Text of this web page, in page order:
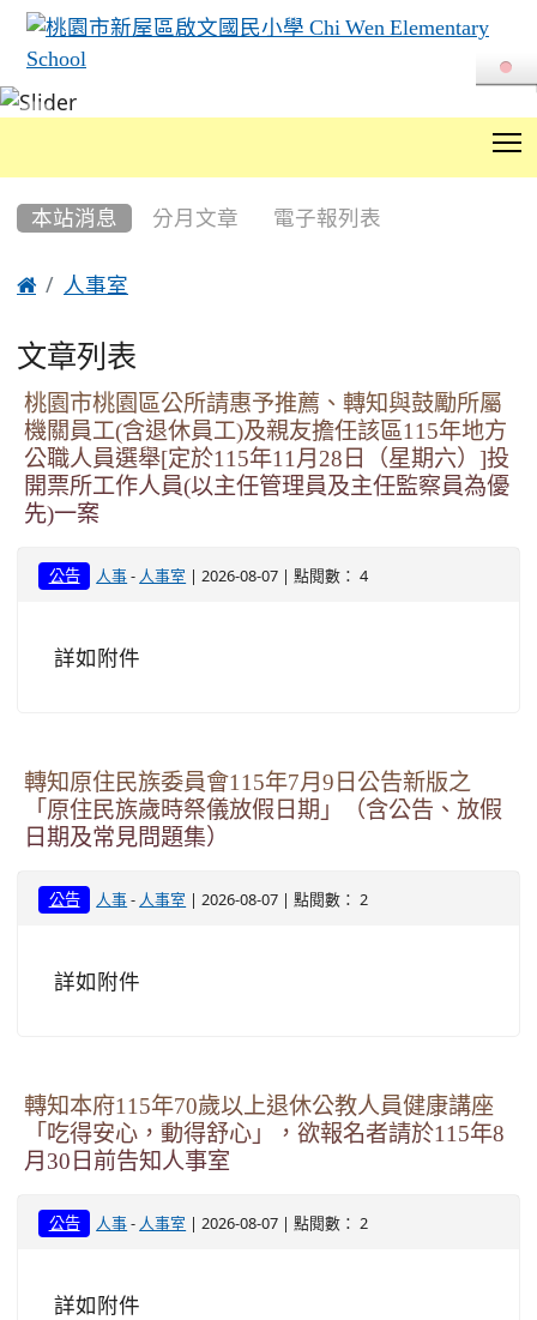
本站消息 分月文章 電子報列表
 人事室
文章列表
桃園市桃園區公所請惠予推薦、轉知與鼓勵所屬
機關員工(含退休員工)及親友擔任該區115年地方
公職人員選舉[定於115年11月28日（星期六）]投
開票所工作人員(以主任管理員及主任監察員為優
先)一案
公告 人事 - 人事室 | 2026-08-07 | 點閱數： 4
詳如附件
轉知原住民族委員會115年7月9日公告新版之
「原住民族歲時祭儀放假日期」（含公告、放假
日期及常見問題集）
公告 人事 - 人事室 | 2026-08-07 | 點閱數： 2
詳如附件
轉知本府115年70歲以上退休公教人員健康講座
「吃得安心，動得舒心」，欲報名者請於115年8
月30日前告知人事室
公告 人事 - 人事室 | 2026-08-07 | 點閱數： 2
詳如附件